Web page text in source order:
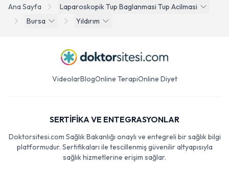
Ana Sayfa
Laparoskopik Tup Baglanmasi Tup Acilmasi
Bursa
Yıldırım
VideolarBlogOnline TerapiOnline Diyet
SERTİFİKA VE ENTEGRASYONLAR
Doktorsitesi.com Sağlık Bakanlığı onaylı ve entegreli bir sağlık bilgi
platformudur. Sertifikaları ile tescillenmiş güvenilir altyapısıyla
sağlık hizmetlerine erişim sağlar.